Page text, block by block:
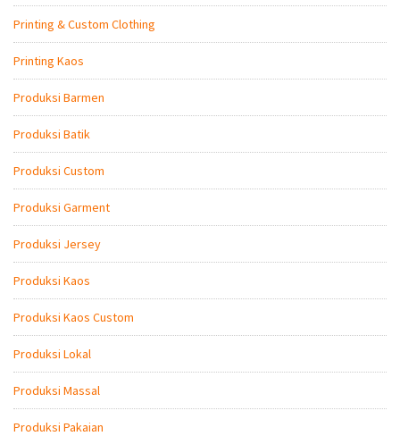
Printing & Custom Clothing
Printing Kaos
Produksi Barmen
Produksi Batik
Produksi Custom
Produksi Garment
Produksi Jersey
Produksi Kaos
Produksi Kaos Custom
Produksi Lokal
Produksi Massal
Produksi Pakaian